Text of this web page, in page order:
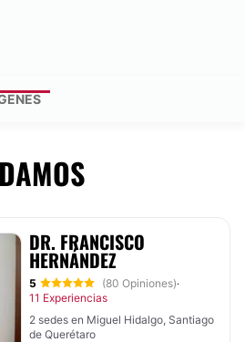
DR. FRANCISCO
HERNÁNDEZ
5 (80 Opiniones)·
11 Experiencias
2 sedes en Miguel Hidalgo, Santiago
de Querétaro